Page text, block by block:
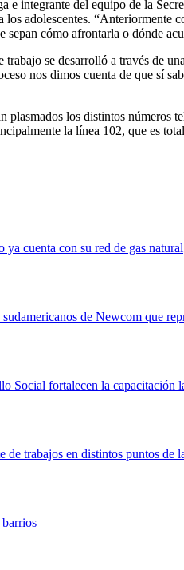
e integrante del equipo de la
adolescentes. “Anteriormente
sepan cómo afrontarla o dónde
se desarrolló a través de
nos dimos cuenta de que sí
plasmados los distintos números
la línea 102, que es
cuenta con su red de gas natural
de Newcom que
Social fortalecen la capacitación
trabajos en distintos puntos de